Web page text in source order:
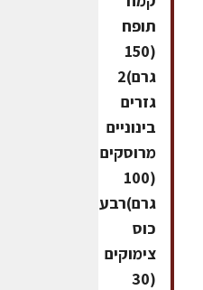
תופח
(150
גרם)2
גזרים
בינוניים
מרוסקים
(100
גרם)רבע
כוס
צימוקים
(30